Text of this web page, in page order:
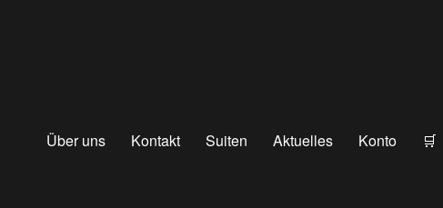
Über uns Kontakt Suiten Aktuelles Konto 🛒